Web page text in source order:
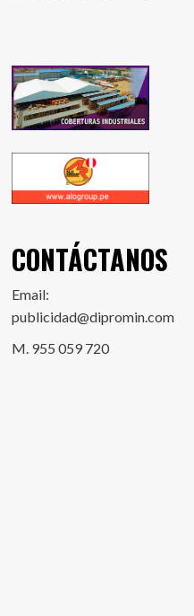
CONTÁCTANOS
Email:
publicidad@dipromin.com
M. 955 059 720